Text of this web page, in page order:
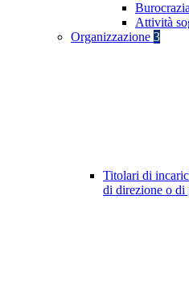
Attività
Organizzazione 3
Titolari di
di direzione o di